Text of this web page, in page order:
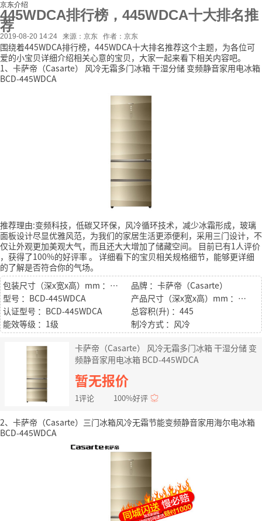
京东介绍
445WDCA排行榜，445WDCA十大排名推
荐
2019-08-20 14:24 来源：京东 作者：京东
围绕着445WDCA排行榜，445WDCA十大排名推荐这个主题，为各位可
爱的小宝贝详细介绍相关心意的宝贝，大家一起来看下相关内容吧。
1、卡萨帝（Casarte） 风冷无霜多门冰箱 干湿分储 变频静音家用电冰箱
BCD-445WDCA
推荐理由:变频科技，低碳又环保，风冷循环技术，减少冰霜形成，玻璃
面板设计尽显优雅风范，为我们的家居生活更添便利，采用三门设计，不
仅让外观更加美观大气，而且还大大增加了储藏空间。
目前已有1人评价
，获得了100%的好评率。 详细看下的宝贝相关规格细节，能够更详细
的了解是否符合你的气场。
包装尺寸（深x宽x高）mm ：676*700*1905
品牌 ：卡萨帝（Casarte）
型号 ：BCD-445WDCA
产品尺寸（深x宽x高）mm ：676*700*1905
认证型号 ：BCD-445WDCA
总容积(升) ：445
能效等级 ：1级
制冷方式 ：风冷
卡萨帝（Casarte） 风冷无霜多门冰箱 干湿分储 变
频静音家用电冰箱 BCD-445WDCA
暂无报价
1评论 100%好评
2、卡萨帝（Casarte）三门冰箱风冷无霜节能变频静音家用海尔电冰箱
BCD-445WDCA